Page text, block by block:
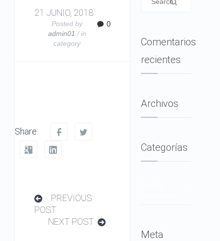
21 JUNIO, 2018
Posted by
admin01 / in
category
0
Share:
PREVIOUS
POST
NEXT POST
Comentarios
recientes
Archivos
Categorías
Meta